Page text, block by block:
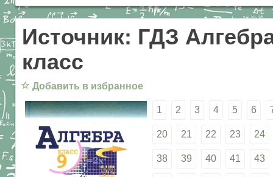
Источник: ГДЗ
класс
☆ Добавить в избранное
1 2 3 4 5 6
20 21 22 23 24
38 39 40 41 43